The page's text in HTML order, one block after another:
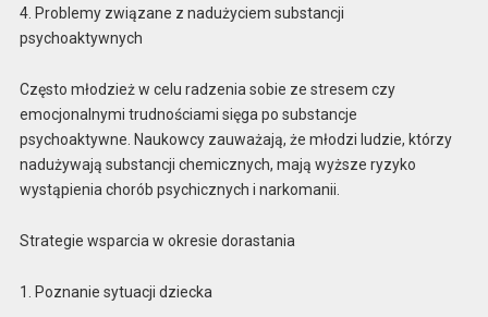
4. Problemy związane z nadużyciem substancji
psychoaktywnych
Często młodzież w celu radzenia sobie ze stresem czy
emocjonalnymi trudnościami sięga po substancje
psychoaktywne. Naukowcy zauważają, że młodzi ludzie, którzy
nadużywają substancji chemicznych, mają wyższe ryzyko
wystąpienia chorób psychicznych i narkomanii.
Strategie wsparcia w okresie dorastania
1. Poznanie sytuacji dziecka